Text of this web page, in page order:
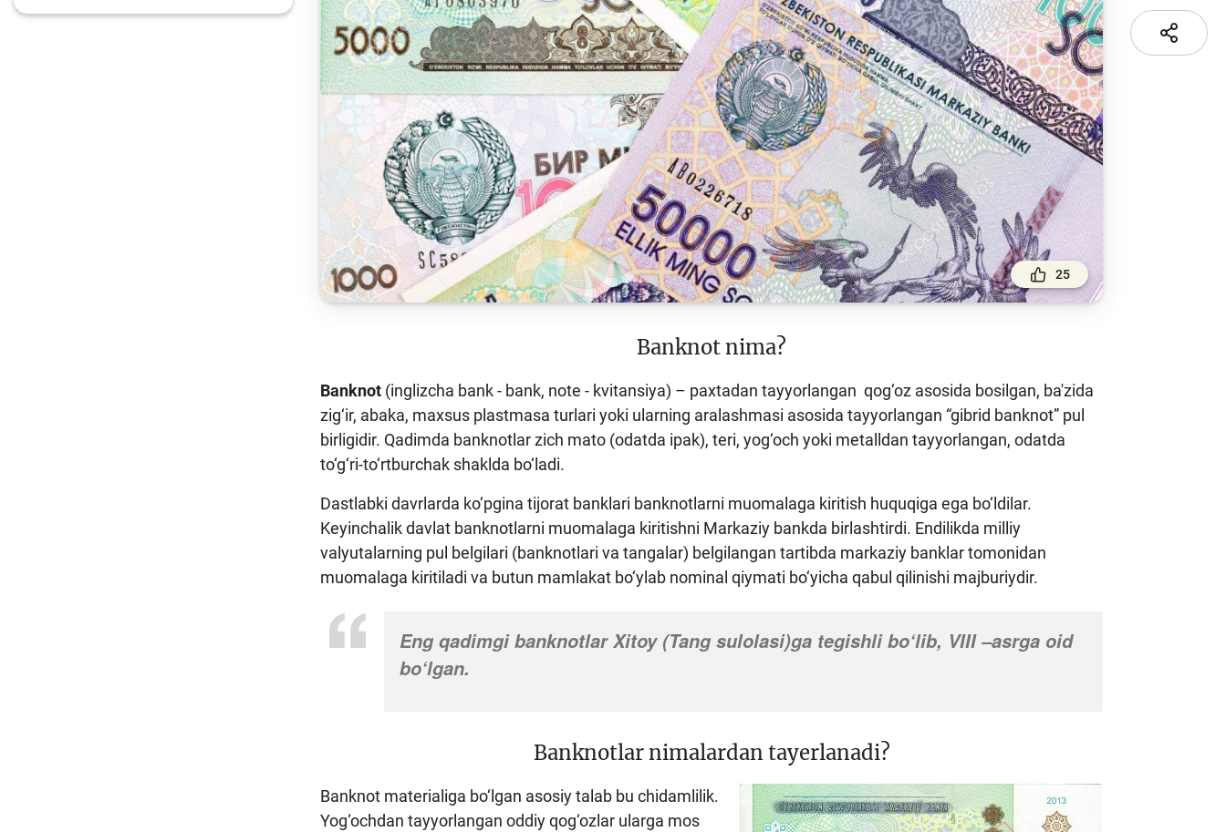
Moliya bozori
Pul-kredit siyosati va
uning elementlari
Bank xizmatlari
iste'molchilari
huquqlari
Kichik va oʻrta biznes
vakillari uchun onlayn
oʻquv dastur
25
Banknot nima?
Banknot (inglizcha bank - bank, note - kvitansiya) – paxtadan tayyorlangan qog‘oz asosida bosilgan, ba'zida
zig‘ir, abaka, maxsus plastmasa turlari yoki ularning aralashmasi asosida tayyorlangan “gibrid banknot” pul
birligidir. Qadimda banknotlar zich mato (odatda ipak), teri, yog‘och yoki metalldan tayyorlangan, odatda
to‘g‘ri-to‘rtburchak shaklda bo‘ladi.
Dastlabki davrlarda ko‘pgina tijorat banklari banknotlarni muomalaga kiritish huquqiga ega bo‘ldilar.
Keyinchalik davlat banknotlarni muomalaga kiritishni Markaziy bankda birlashtirdi. Endilikda milliy
valyutalarning pul belgilari (banknotlari va tangalar) belgilangan tartibda markaziy banklar tomonidan
muomalaga kiritiladi va butun mamlakat bo‘ylab nominal qiymati bo‘yicha qabul qilinishi majburiydir.
Eng qadimgi banknotlar Xitoy (Tang sulolasi)ga tegishli bo‘lib, VIII –asrga oid
bo‘lgan.
Banknotlar nimalardan tayerlanadi?
Banknot materialiga bo‘lgan asosiy talab bu chidamlilik.
Yog‘ochdan tayyorlangan oddiy qog‘ozlar ularga mos